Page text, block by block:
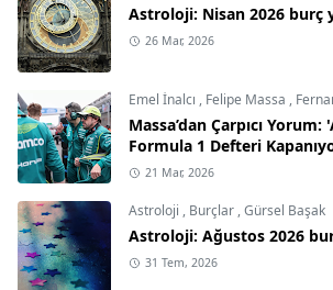
Astroloji: Nisan 2026 burç
26 Mar, 2026
Emel İnalcı , Felipe Massa ,
Massa’dan Çarpıcı Yorum:
Formula 1 Defteri
21 Mar, 2026
Astroloji , Burçlar ,Gürsel Başak
Astroloji: Ağustos 2026
31 Tem, 2026